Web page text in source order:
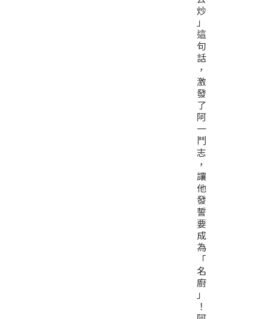
炒
」
這
句
話
，
激
發
了
阿
一
鬥
志
，
讓
他
發
誓
要
成
為
「
名
廚
」
！